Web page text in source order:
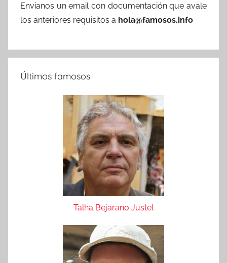
Envianos un email con documentación que avale
los anteriores requisitos a hola@famosos.info
Últimos famosos
Talha Bejarano Justel